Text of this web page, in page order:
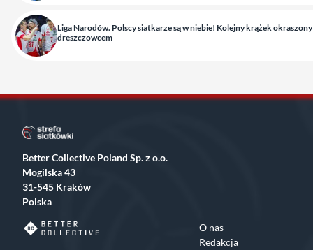
Liga Narodów. Polscy siatkarze są w niebie! Kolejny krążek okraszony
dreszczowcem
Better Collective Poland Sp. z o.o.
Mogilska 43
31-545 Kraków
Polska
O nas
Redakcja